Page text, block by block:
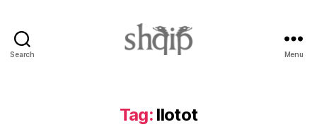
Search Menu
Tag: llotot